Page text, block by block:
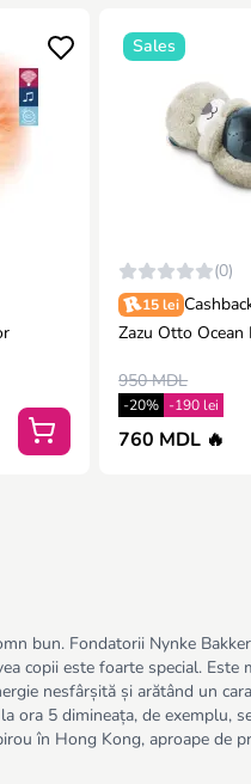
Sales
(0)
15 lei
Zazu Otto Ocean
950 MDL
-20% -190 lei
760 MDL 🔥
bun. Fondatorii Nynke
copii este foarte special. Este
nesfârșită și arătând un
ora 5 dimineața, de exemplu,
în Hong Kong, aproape de